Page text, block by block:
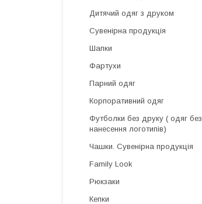
Дитячий одяг з друком
Сувенірна продукція
Шапки
Фартухи
Парний одяг
Корпоративний одяг
Футболки без друку ( одяг без
нанесення логотипів)
Чашки. Сувенірна продукція
Family Look
Рюкзаки
Кепки